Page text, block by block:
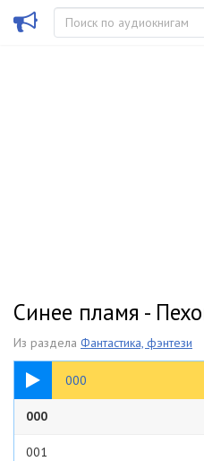
Синее пламя -
Из раздела Фантастика, фэнтези
000
01:17
000
001